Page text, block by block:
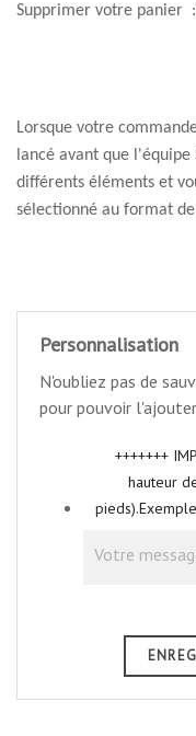
Supprimer votre panier :
Lorsque votre
lancé avant que l'équipe
différents éléments et
sélectionné au format de
Personnalisation
N'oubliez pas de
pour pouvoir
+++++++
hauteur